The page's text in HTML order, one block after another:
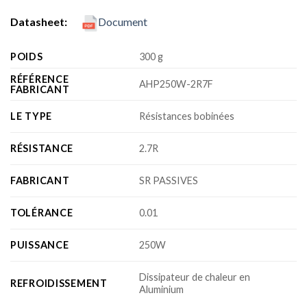
Datasheet: Document
POIDS
300 g
RÉFÉRENCE
FABRICANT
AHP250W-2R7F
LE TYPE Résistances bobinées
RÉSISTANCE 2.7R
FABRICANT SR PASSIVES
TOLÉRANCE 0.01
PUISSANCE 250W
REFROIDISSEMENT
Dissipateur de chaleur en
Aluminium